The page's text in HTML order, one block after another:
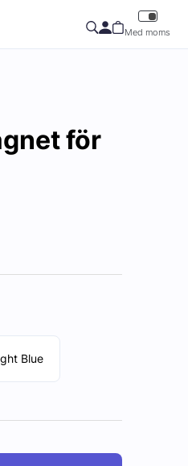
Med moms
för
Blue